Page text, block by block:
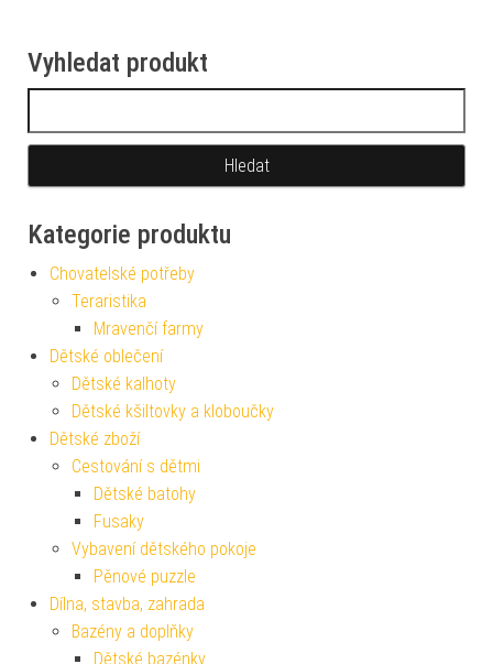
Vyhledat produkt
Kategorie produktu
Chovatelské potřeby
Teraristika
Mravenčí farmy
Dětské oblečení
Dětské kalhoty
Dětské kšiltovky a kloboučky
Dětské zboží
Cestování s dětmi
Dětské batohy
Fusaky
Vybavení dětského pokoje
Pěnové puzzle
Dílna, stavba, zahrada
Bazény a doplňky
Dětské bazénky